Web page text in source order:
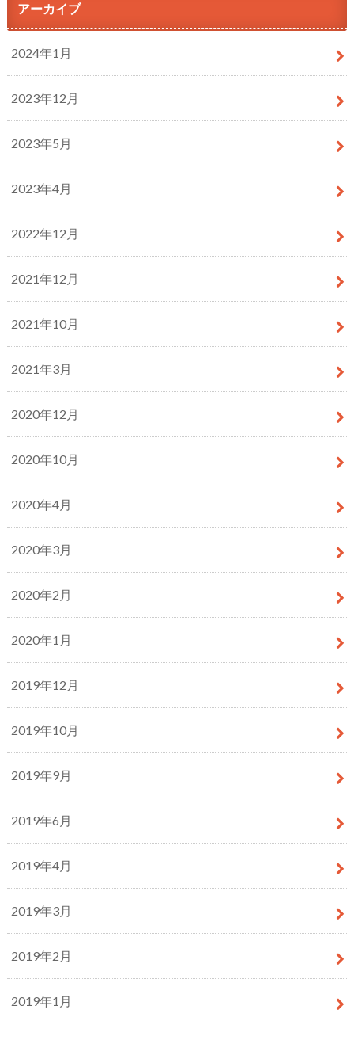
アーカイブ
2024年1月
2023年12月
2023年5月
2023年4月
2022年12月
2021年12月
2021年10月
2021年3月
2020年12月
2020年10月
2020年4月
2020年3月
2020年2月
2020年1月
2019年12月
2019年10月
2019年9月
2019年6月
2019年4月
2019年3月
2019年2月
2019年1月